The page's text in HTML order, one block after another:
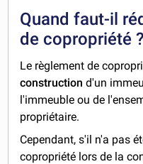
Quand faut-il
de copropriété ?
Le règlement de
construction d'un
l'immeuble ou de
propriétaire.
Cependant, s'il n'a pas
copropriété lors de la